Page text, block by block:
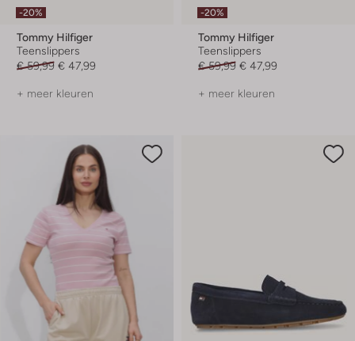
-20%
Tommy Hilfiger
Teenslippers
€ 59,99 € 47,99
+ meer kleuren
-20%
Tommy Hilfiger
Teenslippers
€ 59,99 € 47,99
+ meer kleuren